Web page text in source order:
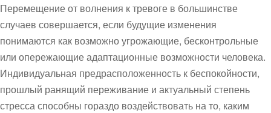
Перемещение от волнения к тревоге в большинстве
случаев совершается, если будущие изменения
понимаются как возможно угрожающие, бесконтрольные
или опережающие адаптационные возможности человека.
Индивидуальная предрасположенность к беспокойности,
прошлый ранящий переживание и актуальный степень
стресса способны гораздо воздействовать на то, каким